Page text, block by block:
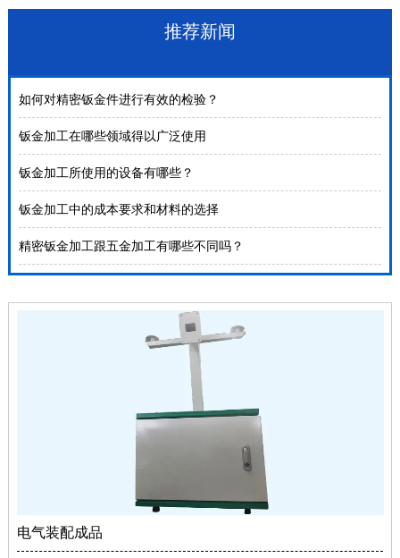
推荐新闻
如何对精密钣金件进行有效的检验？
钣金加工在哪些领域得以广泛使用
钣金加工所使用的设备有哪些？
钣金加工中的成本要求和材料的选择
精密钣金加工跟五金加工有哪些不同吗？
电气装配成品